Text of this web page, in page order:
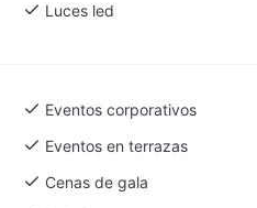
Luces led
Eventos corporativos
Eventos en terrazas
Cenas de gala